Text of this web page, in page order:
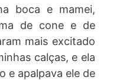
boca e mamei,
de cone e de
mais excitado
calças, e ela
e apalpava ele de